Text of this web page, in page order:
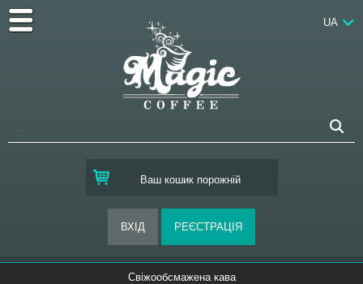
Ваш кошик порожній
UA
Свіжообсмажена кава